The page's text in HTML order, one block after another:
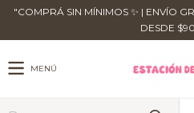
​"COMPRÁ SIN MÍNIMOS ✨ | ENVÍO
DESDE
MENÚ